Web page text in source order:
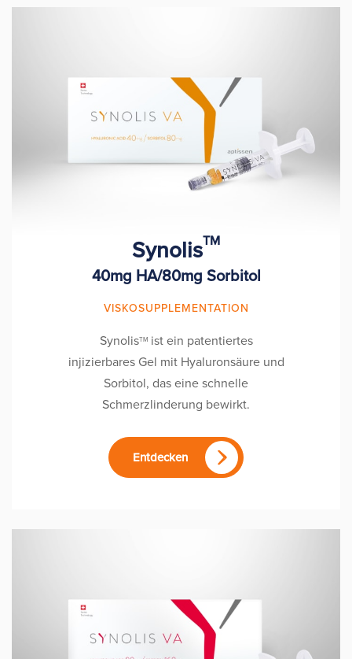
SynolisTM
40mg HA/80mg Sorbitol
VISKOSUPPLEMENTATION
SynolisTMist ein patentiertes
injizierbares Gel mit Hyaluronsäure und
Sorbitol, das eine schnelle
Schmerzlinderung bewirkt.
Entdecken